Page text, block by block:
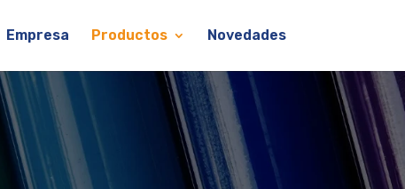
Empresa Productos Novedades